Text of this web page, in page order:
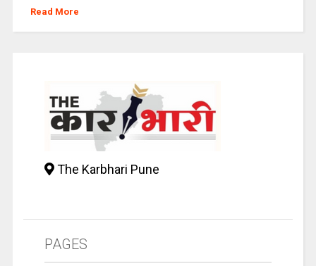
Read More
The Karbhari Pune
PAGES